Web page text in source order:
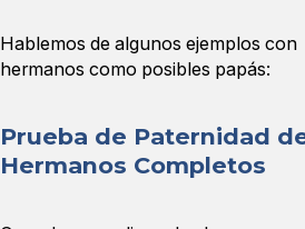
Hablemos de algunos ejemplos con
hermanos como posibles papás:
Prueba de Paternidad
Hermanos Completos